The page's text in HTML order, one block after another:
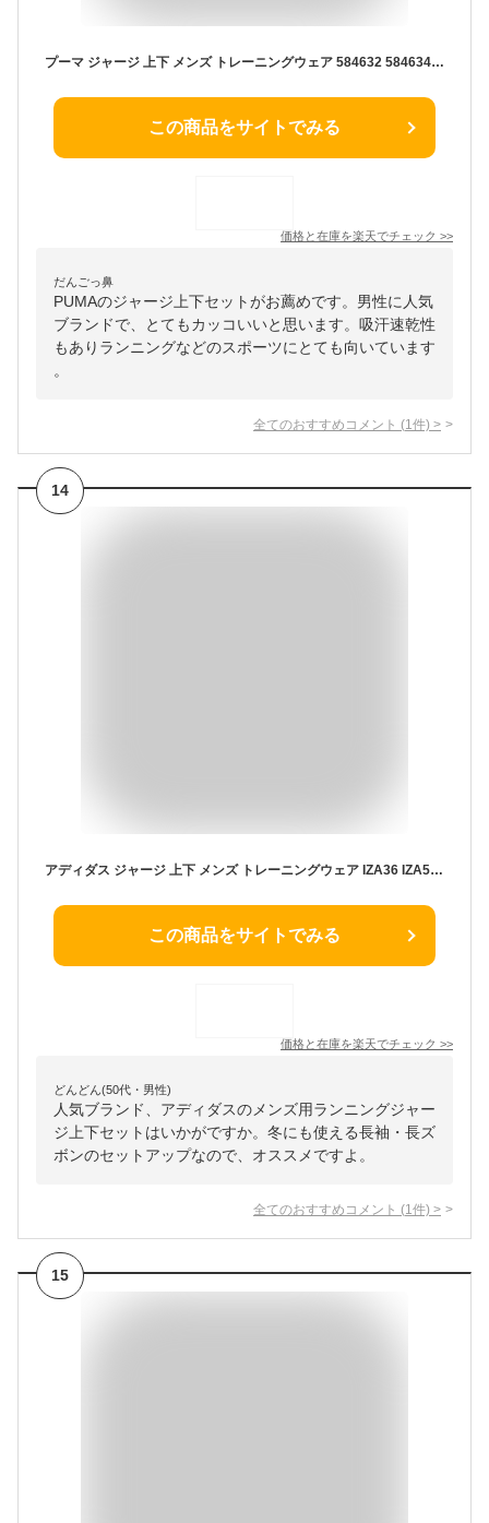
プーマ ジャージ 上下 メンズ トレーニングウェア 584632 584634 3カラー 吸汗速乾 上下セット PUMA セットアップ ズボン パンツ スポーツ ビッグロゴ トレーニング ランニング スポーツウェア サッカーウェア ウエア 男性
この商品をサイトでみる
価格と在庫を楽天でチェック >>
だんごっ鼻
PUMAのジャージ上下セットがお薦めです。男性に人気
ブランドで、とてもカッコいいと思います。吸汗速乾性
もありランニングなどのスポーツにとても向いています
。
全てのおすすめコメント (1 件) >
14
アディダス ジャージ 上下 メンズ トレーニングウェア IZA36 IZA51 上下セット 吸汗速乾 セットアップ ズボン 長ズボン ジャケット パンツ サッカーウェア ランニング ウェア スポーツウェア ウエア
この商品をサイトでみる
価格と在庫を楽天でチェック >>
どんどん(50代・男性)
人気ブランド、アディダスのメンズ用ランニングジャー
ジ上下セットはいかがですか。冬にも使える長袖・長ズ
ボンのセットアップなので、オススメですよ。
全てのおすすめコメント (1 件) >
15